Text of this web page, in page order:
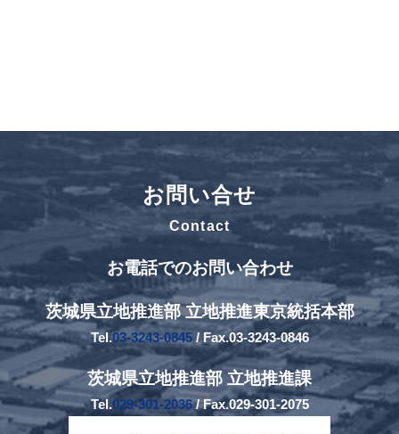
お問い合せ
Contact
お電話でのお問い合わせ
茨城県立地推進部 立地推進東京統括本部
Tel.03-3243-0845/ Fax.03-3243-0846
茨城県立地推進部 立地推進課
Tel.029-301-2036/ Fax.029-301-2075